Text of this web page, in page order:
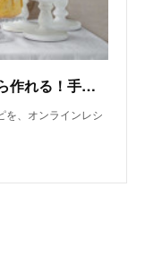
オンラインレシピブック【今日から作れる！手作り犬おやつレシピ】
を、オンラインレシ